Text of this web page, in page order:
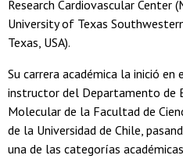
Research Cardiovascular Center
University of Texas
Texas, USA).
Su carrera académica la inició
instructor del Departamento de
Molecular de la Facultad de
de la Universidad de Chile,
una de las categorías